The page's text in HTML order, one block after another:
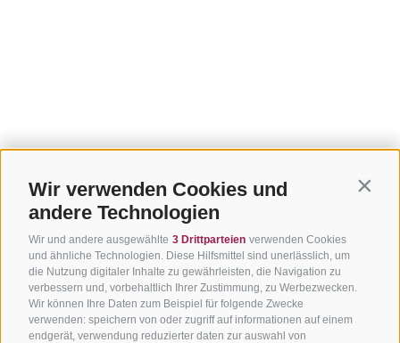
Wir verwenden Cookies und
andere Technologien
Wir und andere ausgewählte 3 Drittparteien verwenden Cookies
und ähnliche Technologien. Diese Hilfsmittel sind unerlässlich, um
die Nutzung digitaler Inhalte zu gewährleisten, die Navigation zu
verbessern und, vorbehaltlich Ihrer Zustimmung, zu Werbezwecken.
Wir können Ihre Daten zum Beispiel für folgende Zwecke
verwenden: speichern von oder zugriff auf informationen auf einem
endgerät, verwendung reduzierter daten zur auswahl von